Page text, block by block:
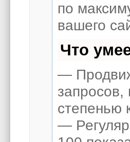
по
вашего
Что
—
степенью
—